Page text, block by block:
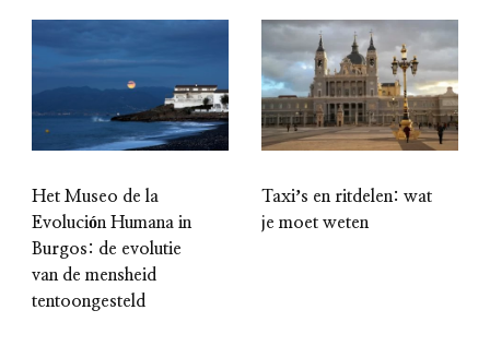
Het Museo de la
Evolución Humana in
Burgos: de evolutie
van de mensheid
tentoongesteld
Taxiʼs en ritdelen: wat
je moet weten